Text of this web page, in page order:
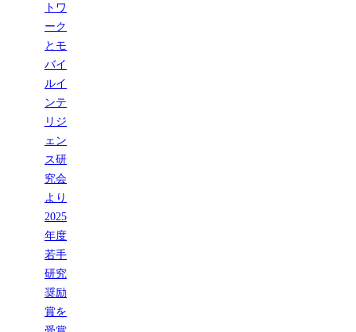
トワ
ーク
とモ
バイ
ルイ
ンテ
リジ
ェン
ス研
究会
より
2025
年度
若手
研究
奨励
賞を